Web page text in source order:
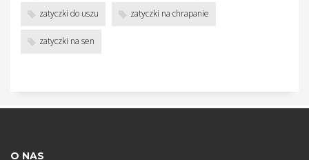
zatyczki do uszu zatyczki na chrapanie
zatyczki na sen
O NAS